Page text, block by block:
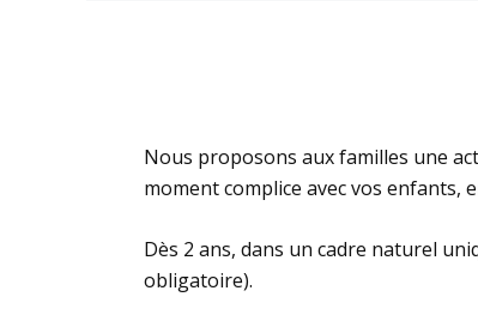
Nous proposons aux familles une
moment complice avec vos enfants,
Dès 2 ans, dans un cadre naturel
obligatoire).